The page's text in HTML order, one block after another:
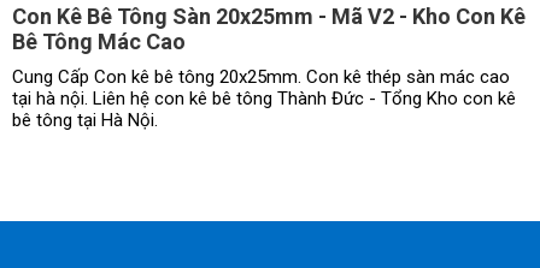
Con Kê Bê Tông Sàn 20x25mm - Mã V2 - Kho Con Kê
Bê Tông Mác Cao
Cung Cấp Con kê bê tông 20x25mm. Con kê thép sàn mác cao
tại hà nội. Liên hệ con kê bê tông Thành Đức - Tổng Kho con kê
bê tông tại Hà Nội.